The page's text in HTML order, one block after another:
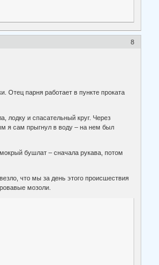
8
Отец парня работает в пункте проката
лодку и спасательный круг. Через
я сам прыгнул в воду – на нем был
бушлат – сначала рукава, потом
что мы за день этого происшествия
мозоли.